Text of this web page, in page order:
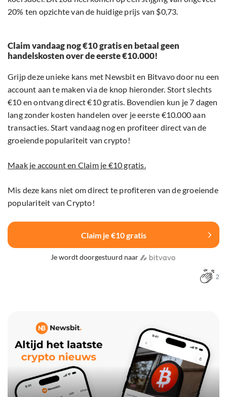
20% ten opzichte van de huidige prijs van $0,73.
Claim vandaag nog €10 gratis en betaal geen
handelskosten over de eerste €10.000!
Grijp deze unieke kans met Newsbit en Bitvavo door nu een
account aan te maken via de knop hieronder. Stort slechts
€10 en ontvang direct €10 gratis. Bovendien kun je 7 dagen
lang zonder kosten handelen over je eerste €10.000 aan
transacties. Start vandaag nog en profiteer direct van de
groeiende populariteit van crypto!
Maak je account en Claim je €10 gratis.
Mis deze kans niet om direct te profiteren van de groeiende
populariteit van Crypto!
Claim je €10 gratis
Je wordt doorgestuurd naar
2